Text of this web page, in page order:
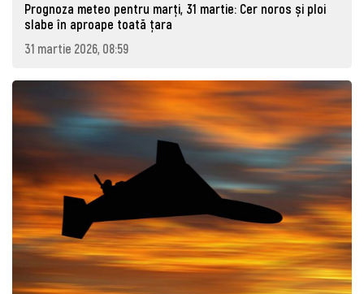
Prognoza meteo pentru marţi, 31 martie: Cer noros și ploi
slabe în aproape toată țara
31 martie 2026, 08:59